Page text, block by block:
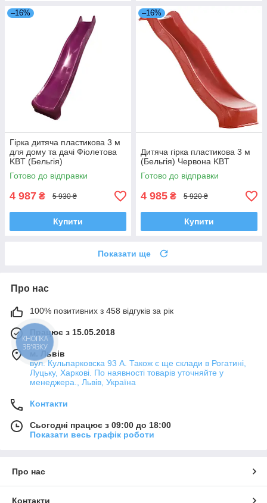
–16%
Гірка дитяча пластикова 3 м
для дому та дачі Фіолетова
KBT (Бельгія)
Готово до відправки
4 987 ₴ 5 930 ₴
Купити
–16%
Дитяча гірка пластикова 3 м
(Бельгія) Червона KBT
Готово до відправки
4 985 ₴ 5 920 ₴
Купити
Показати ще
Про нас
100% позитивних з 458 відгуків за рік
Працює з 15.05.2018
м. Львів
вул. Кульпарковска 93 А. Також є ще склади в Рогатині,
Луцьку, Харкові. По наявності товарів уточняйте у
менеджера., Львів, Україна
Контакти
Сьогодні працює з 09:00 до 18:00
Показати весь графік роботи
Про нас
Контакти
КНОПКА
ЗВ'ЯЗКУ